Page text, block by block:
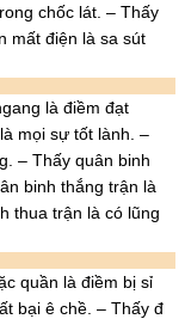
chốc lát. – Thấy
mất điện là sa sút
là điềm đạt
mọi sự tốt lành. –
– Thấy quân binh
binh thắng trận là
thua trận là có lũng
quần là điềm bị sỉ
bại ê chề. – Thấy đ